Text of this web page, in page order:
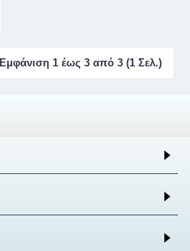
Εμφάνιση 1 έως 3 από 3 (1 Σελ.)